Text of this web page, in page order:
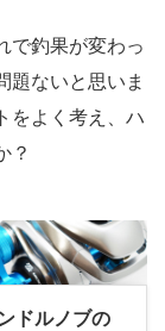
で釣果が変わっ
題ないと思いま
をよく考え、ハ
？
ドルノブの